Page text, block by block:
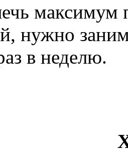
максимум
нужно
в неделю.